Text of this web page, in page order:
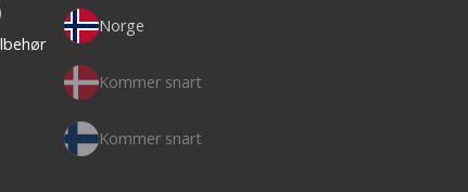
Norge
Kommer snart
Kommer snart